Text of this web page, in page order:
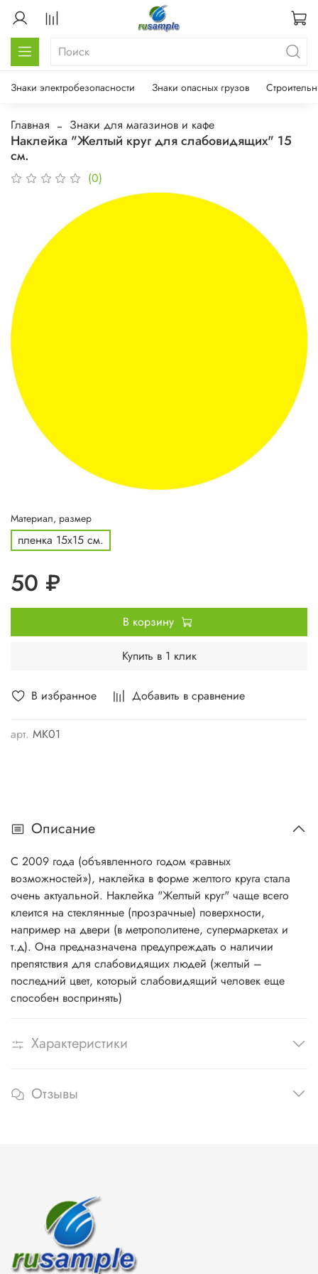
Знаки электробезопасности Знаки опасных грузов
Главная Знаки для магазинов и кафе
Наклейка "Желтый круг для слабовидящих" 15
см.
(0)
В избранное Добавить в сравнение
арт. MK01
Материал, размер
пленка 15х15 см.
50 ₽
В корзину
Купить в 1 клик
Описание
С 2009 года (объявленного годом «равных
возможностей»), наклейка в форме желтого круга стала
очень актуальной. Наклейка "Желтый круг" чаще всего
клеится на стеклянные (прозрачные) поверхности,
например на двери (в метрополитене, супермаркетах и
т.д). Она предназначена предупреждать о наличии
препятствия для слабовидящих людей (желтый –
последний цвет, который слабовидящий человек еще
способен воспринять)
Характеристики
Отзывы